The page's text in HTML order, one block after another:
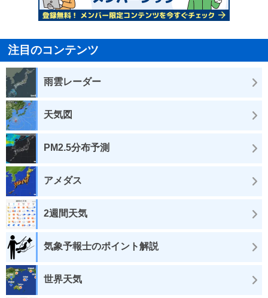
注目のコンテンツ
雨雲レーダー
天気図
PM2.5分布予測
アメダス
2週間天気
気象予報士のポイント解説
世界天気